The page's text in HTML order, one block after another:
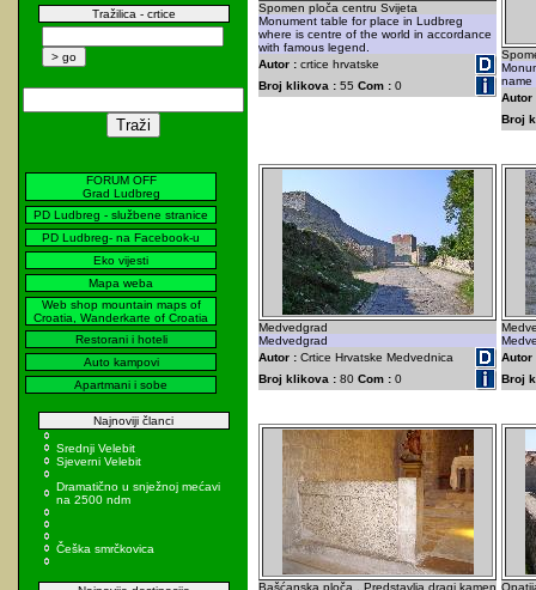
Tražilica - crtice
FORUM OFF
Grad Ludbreg
PD Ludbreg - službene stranice
PD Ludbreg- na Facebook-u
Eko vijesti
Mapa weba
Web shop mountain maps of
Croatia, Wanderkarte of Croatia
Restorani i hoteli
Auto kampovi
Apartmani i sobe
Najnoviji članci
Srednji Velebit
Sjeverni Velebit
Dramatično u snježnoj mećavi
na 2500 ndm
Češka smrčkovica
Spomen ploča centru Svijeta
Monument table for place in Ludbreg
where is centre of the world in accordance
with famous legend.
Autor : crtice hrvatske
Broj klikova : 55 Com : 0
name
Autor
Broj
Medvedgrad
Medvedgrad
Autor : Crtice Hrvatske Medvednica
Broj klikova : 80 Com : 0
Autor
Broj
Bašćanska ploča . Predstavlja dragi kamen